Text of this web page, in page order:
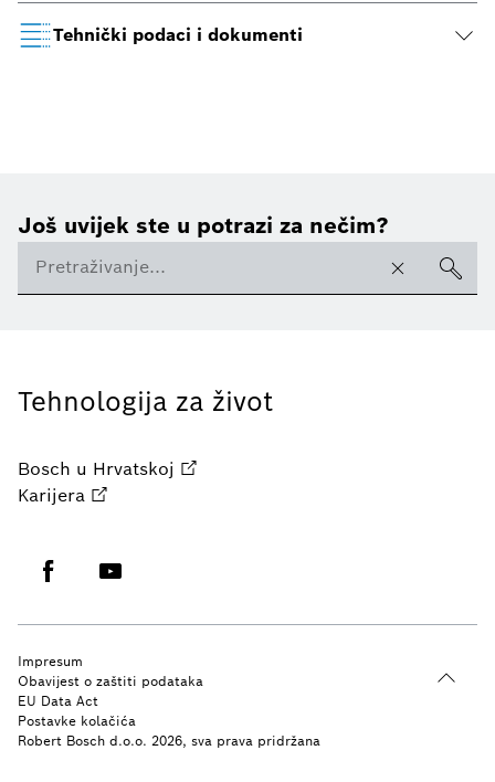
Tehnički podaci i dokumenti
Još uvijek ste u potrazi za nečim?
Tehnologija za život
Bosch u Hrvatskoj
Karijera
Robert Bosch d.o.o. 2026, sva prava pridržana
Impresum
Obavijest o zaštiti podataka
EU Data Act
Postavke kolačića